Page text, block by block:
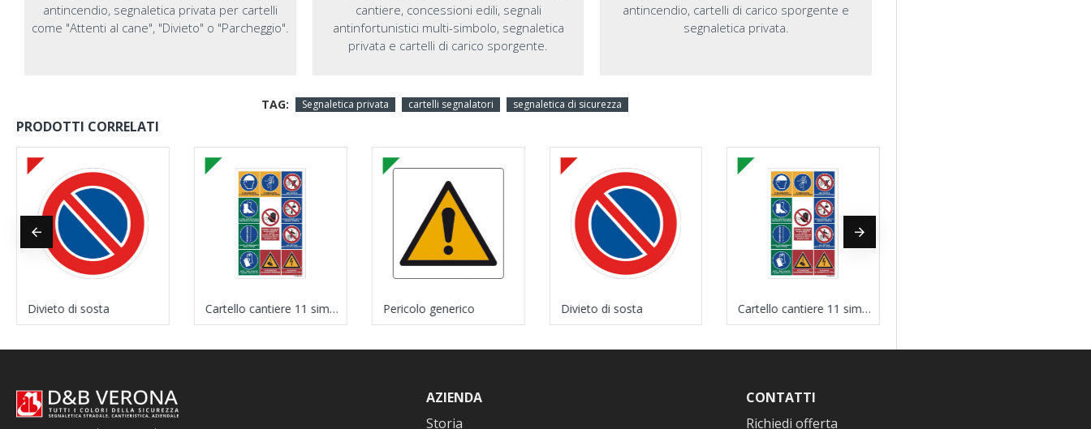
antincendio, segnaletica privata per cartelli
come "Attenti al cane", "Divieto" o "Parcheggio".
cantiere, concessioni edili, segnali
antinfortunistici multi-simbolo, segnaletica
privata e cartelli di carico sporgente.
antincendio, cartelli di carico sporgente e
segnaletica privata.
TAG: Segnaletica privata cartelli segnalatori segnaletica di sicurezza
PRODOTTI CORRELATI
Divieto di sosta Cartello cantiere 11 simboli Pericolo generico Divieto di sosta Cartello cantiere 11 simboli
AZIENDA
Storia
CONTATTI
Richiedi offerta